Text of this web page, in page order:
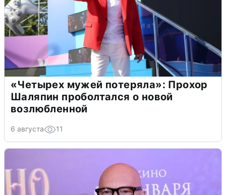
«Четырех мужей потеряла»: Прохор
Шаляпин проболтался о новой
возлюбленной
6 августа 11